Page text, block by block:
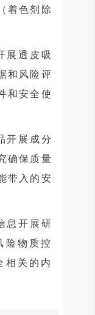
着色剂除
展透皮吸
和风险评
和安全使
开展成分
确保质量
带入的安
息开展研
险物质控
相关的内